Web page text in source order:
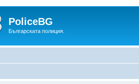
PoliceBG
Българската полиция.